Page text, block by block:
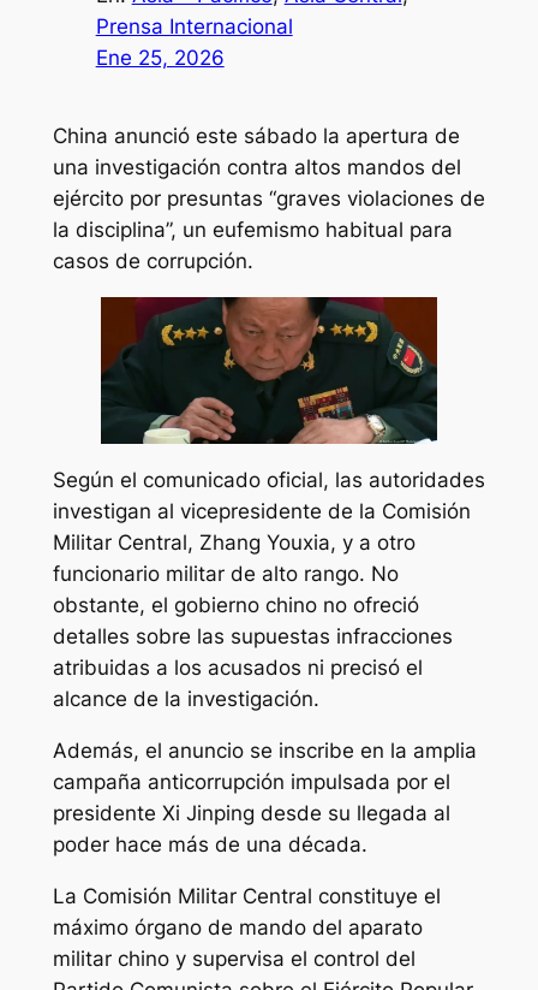
Prensa Internacional
Ene 25, 2026
China anunció este sábado la apertura de
una investigación contra altos mandos del
ejército por presuntas “graves violaciones de
la disciplina”, un eufemismo habitual para
casos de corrupción.
Según el comunicado oficial, las autoridades
investigan al vicepresidente de la Comisión
Militar Central, Zhang Youxia, y a otro
funcionario militar de alto rango. No
obstante, el gobierno chino no ofreció
detalles sobre las supuestas infracciones
atribuidas a los acusados ni precisó el
alcance de la investigación.
Además, el anuncio se inscribe en la amplia
campaña anticorrupción impulsada por el
presidente Xi Jinping desde su llegada al
poder hace más de una década.
La Comisión Militar Central constituye el
máximo órgano de mando del aparato
militar chino y supervisa el control del